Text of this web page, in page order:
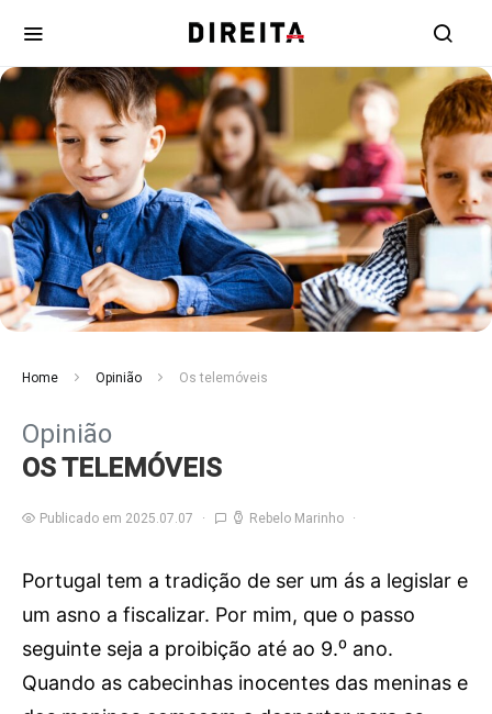
Home Opinião Os telemóveis
Opinião
OS TELEMÓVEIS
Publicado em 2025.07.07 Rebelo Marinho
Portugal tem a tradição de ser um ás a legislar e
um asno a fiscalizar. Por mim, que o passo
seguinte seja a proibição até ao 9.⁰ ano.
Quando as cabecinhas inocentes das meninas e